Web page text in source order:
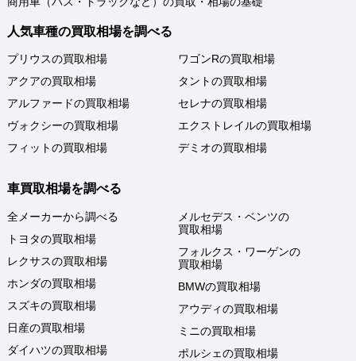
人気車種の買取相場を調べる
プリウスの買取相場
アクアの買取相場
アルファードの買取相場
ヴォクシーの買取相場
フィットの買取相場
ワゴンRの買取相場
タントの買取相場
セレナの買取相場
エクストレイルの買取相場
デミオの買取相場
車買取相場を調べる
全メーカーから調べる
トヨタの買取相場
レクサスの買取相場
ホンダの買取相場
スズキの買取相場
日産の買取相場
ダイハツの買取相場
メルセデス・ベンツの
買取相場
フォルクス・ワーゲンの
買取相場
BMWの買取相場
アウディの買取相場
ミニの買取相場
ポルシェの買取相場